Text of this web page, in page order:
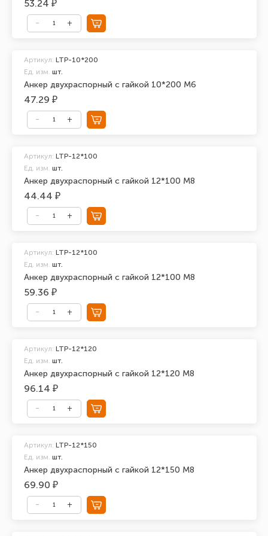
53.24 ₽
Анкер двухраспорный с гайкой 10*200 М6
Артикул: LTP-10*200
Ед. изм. шт.
47.29 ₽
Анкер двухраспорный с гайкой 12*100 М8
Артикул: LTP-12*100
Ед. изм. шт.
44.44 ₽
Анкер двухраспорный с гайкой 12*100 М8
Артикул: LTP-12*100
Ед. изм. шт.
59.36 ₽
Анкер двухраспорный с гайкой 12*120 М8
Артикул: LTP-12*120
Ед. изм. шт.
96.14 ₽
Анкер двухраспорный с гайкой 12*150 М8
Артикул: LTP-12*150
Ед. изм. шт.
69.90 ₽